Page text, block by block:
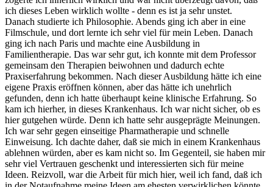
ich dieses Leben wirklich wollte - denn es ist ja sehr unstet.
Danach studierte ich Philosophie. Abends ging ich aber in eine
Filmschule, und dort lernte ich sehr viel für mein Leben. Danach
ging ich nach Paris und machte eine Ausbildung in
Familientherapie. Das war sehr gut, ich konnte mit dem Professor
gemeinsam den Therapien beiwohnen und dadurch echte
Praxiserfahrung bekommen. Nach dieser Ausbildung hätte ich eine
eigene Praxis eröffnen können, aber das hätte ich unehrlich
gefunden, denn ich hatte überhaupt keine klinische Erfahrung. So
kam ich hierher, in dieses Krankenhaus. Ich war nicht sicher, ob es
hier gutgehen würde. Denn ich hatte sehr ausgeprägte Meinungen.
Ich war sehr gegen einseitige Pharmatherapie und schnelle
Einweisung. Ich dachte daher, daß sie mich in einem Krankenhaus
ablehnen würden, aber es kam nicht so. Im Gegenteil, sie haben mir
sehr viel Vertrauen geschenkt und interessierten sich für meine
Ideen. Reizvoll, war die Arbeit für mich hier, weil ich fand, daß ich